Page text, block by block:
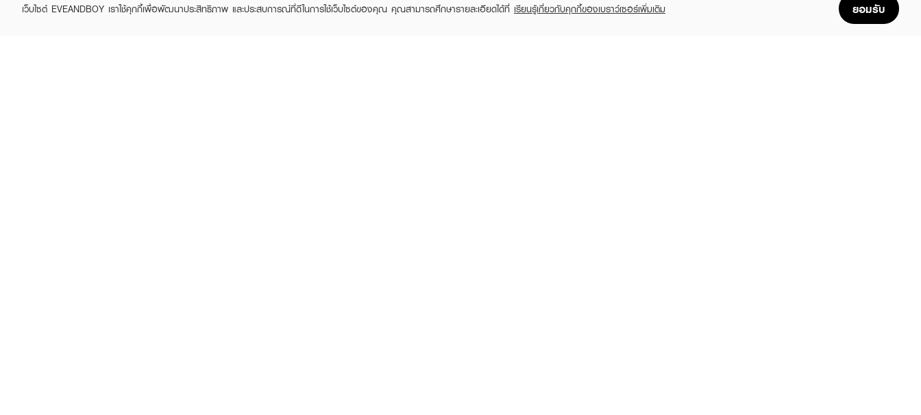
เว็บไซต์ EVEANDBOY เราใช้คุกกี้เพื่อพัฒนาประสิทธิภาพ และประสบการณ์ที่ดีในการใช้เว็บไซต์ของคุณ คุณสามารถศึกษารายละเอียดได้ที่ เรียนรู้เกี่ยวกับคุกกี้ของเบราว์เซอร์เพิ่มเติม ยอมรับ